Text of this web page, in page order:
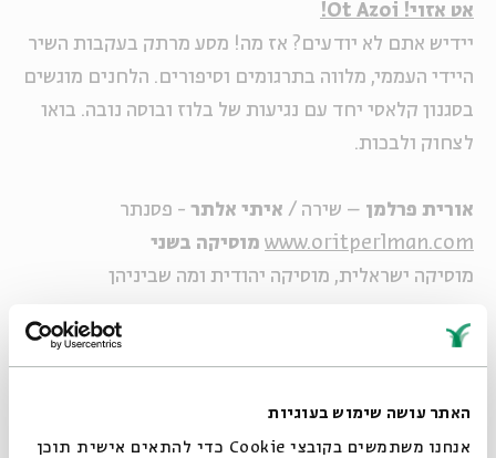
האתר עושה שימוש בעוגיות
אנחנו משתמשים בקובצי Cookie כדי להתאים אישית תוכן
אט אזוי! Ot Azoi!
יידיש אתם לא יודעים? אז מה! מסע מרתק בעקבות השיר
היידי העממי, מלווה בתרגומים וסיפורים. הלחנים מוגשים
בסגנון קלאסי יחד עם נגיעות של בלוז ובוסה נובה. בואו
לצחוק ולבכות.
אורית פרלמן – שירה / איתי אלתר - פסנתר
www.oritperlman.com מוסיקה בשני
מוסיקה ישראלית, מוסיקה יהודית ומה שביניהן
בכל יום שני בשעה 21:00